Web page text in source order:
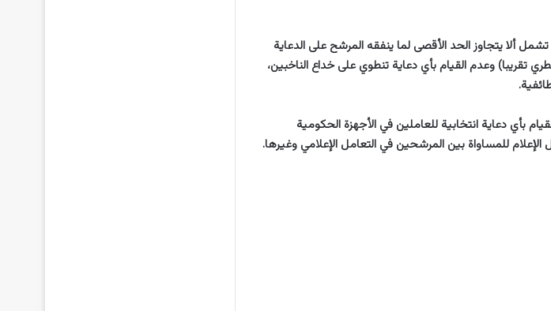
تشمل ألا يتجاوز الحد الأقصى لما ينفقه المرشح على الدعاية
قطري (الدولار الأمريكي يساوي 3.64 ريال قطري تقريبا) وعدم القيام بأي دعاية تنطوي على خداع الناخبين،
بأي دعاية انتخابية للعاملين في الأجهزة الحكومية
للمساواة بين المرشحين في التعامل الإعلامي وغيرها.